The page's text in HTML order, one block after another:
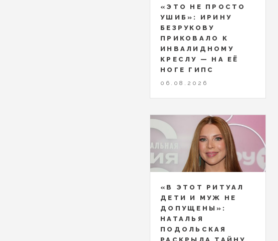
«ЭТО НЕ ПРОСТО
УШИБ»: ИРИНУ
БЕЗРУКОВУ
ПРИКОВАЛО К
ИНВАЛИДНОМУ
КРЕСЛУ — НА ЕЁ
НОГЕ ГИПС
06.08.2026
«В ЭТОТ РИТУАЛ
ДЕТИ И МУЖ НЕ
ДОПУЩЕНЫ»:
НАТАЛЬЯ
ПОДОЛЬСКАЯ